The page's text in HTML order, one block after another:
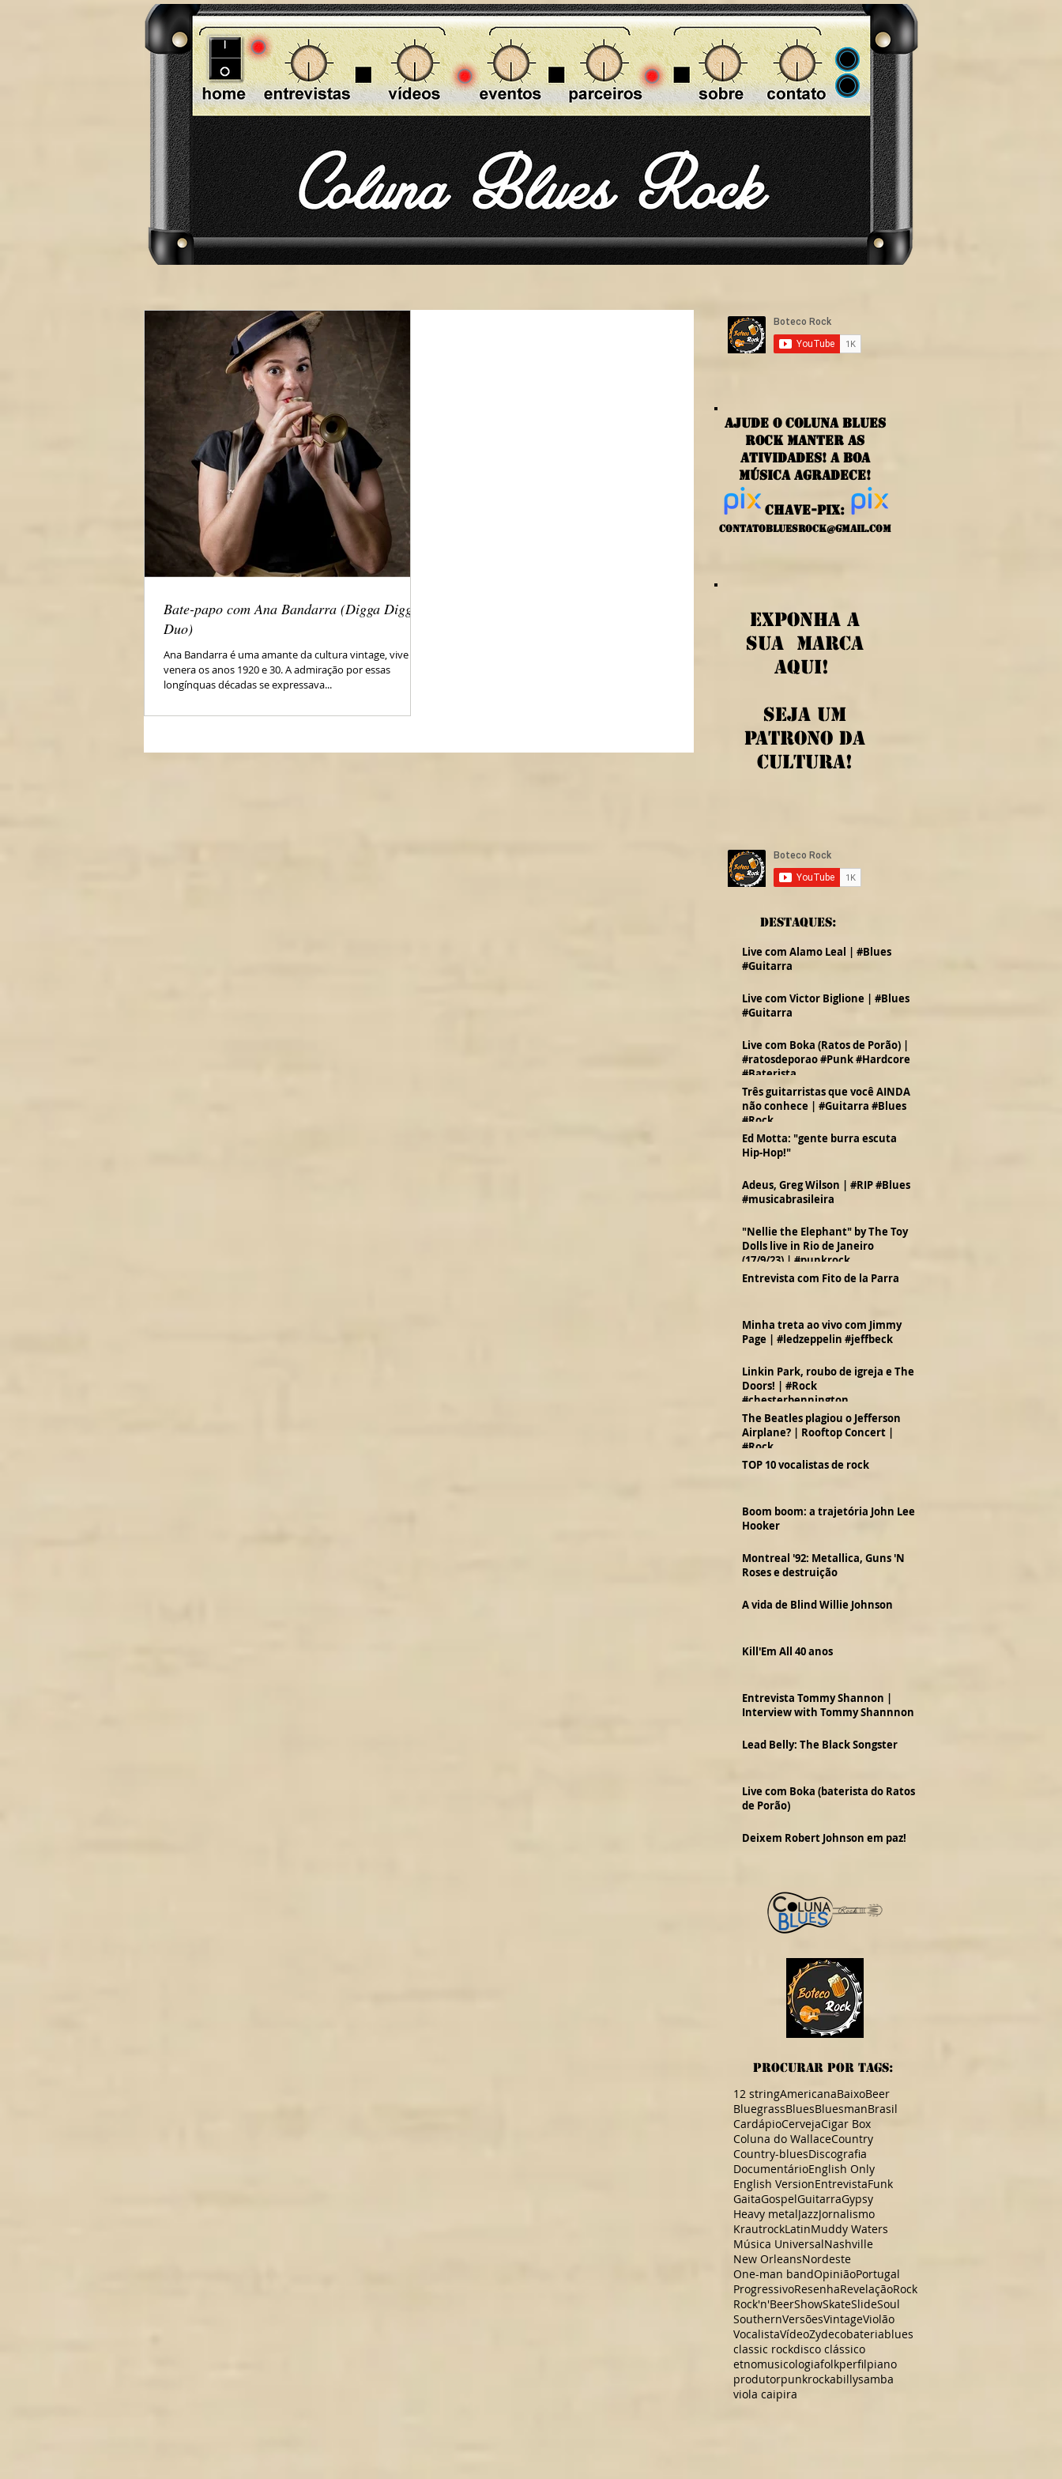
Bate-papo com Ana Bandarra (Digga Digga
Duo)
Ana Bandarra é uma amante da cultura vintage, vive e
venera os anos 1920 e 30. A admiração por essas
longínquas décadas se expressava...
ajude o coluna blues
rock manter as
atividades! a boa
música agradece!
chave-PIX:
contatobluesrock@gmail.com
exponha a
sua marca
aqui!
Seja um
patrono da
cultura!
Destaques:
Live com Alamo Leal | #Blues
#Guitarra
Live com Victor Biglione | #Blues
#Guitarra
Live com Boka (Ratos de Porão) |
#ratosdeporao #Punk #Hardcore
#Baterista
Três guitarristas que você AINDA
não conhece | #Guitarra #Blues
#Rock
Ed Motta: "gente burra escuta
Hip-Hop!"
Adeus, Greg Wilson | #RIP #Blues
#musicabrasileira
"Nellie the Elephant" by The Toy
Dolls live in Rio de Janeiro
(17/9/23) | #punkrock
Entrevista com Fito de la Parra
Minha treta ao vivo com Jimmy
Page | #ledzeppelin #jeffbeck
Linkin Park, roubo de igreja e The
Doors! | #Rock
#chesterbennington
The Beatles plagiou o Jefferson
Airplane? | Rooftop Concert |
#Rock
TOP 10 vocalistas de rock
Boom boom: a trajetória John Lee
Hooker
Montreal '92: Metallica, Guns 'N
Roses e destruição
A vida de Blind Willie Johnson
Kill'Em All 40 anos
Entrevista Tommy Shannon |
Interview with Tommy Shannnon
Lead Belly: The Black Songster
Live com Boka (baterista do Ratos
de Porão)
Deixem Robert Johnson em paz!
procurar por TAGS:
12 stringAmericanaBaixoBeer
BluegrassBluesBluesmanBrasil
CardápioCervejaCigar Box
Coluna do WallaceCountry
Country-bluesDiscografia
DocumentárioEnglish Only
English VersionEntrevistaFunk
GaitaGospelGuitarraGypsy
Heavy metalJazzJornalismo
KrautrockLatinMuddy Waters
Música UniversalNashville
New OrleansNordeste
One-man bandOpiniãoPortugal
ProgressivoResenhaRevelaçãoRock
Rock'n'BeerShowSkateSlideSoul
SouthernVersõesVintageViolão
VocalistaVídeoZydecobateriablues
classic rockdisco clássico
etnomusicologiafolkperfilpiano
produtorpunkrockabillysamba
viola caipira